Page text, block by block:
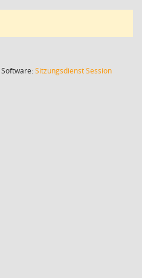
Software:SitzungsdienstSession(Wird in